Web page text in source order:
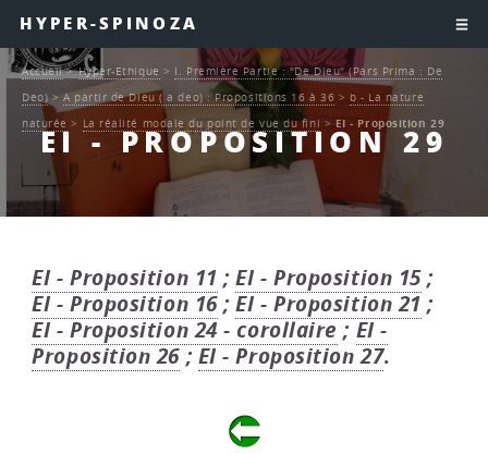
HYPER-SPINOZA
EI - PROPOSITION 29
Accueil>Hyper-Ethique > I. Première Partie : "De Dieu" (Pars Prima : De
Deo) > A partir de Dieu ( a deo) : Propositions 16 à 36 > b - La nature
naturée > La réalité modale du point de vue du fini > EI - Proposition 29
EI - Proposition 11 ;EI - Proposition 15;
EI - Proposition 16;EI - Proposition 21 ;
EI - Proposition 24 - corollaire ; EI -
Proposition 26 ;EI - Proposition 27.